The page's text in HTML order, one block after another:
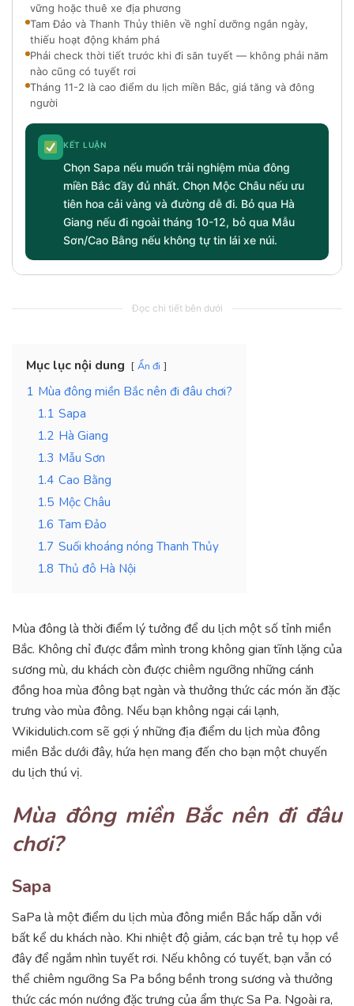
vững hoặc thuê xe địa phương
Tam Đảo và Thanh Thủy thiên về nghỉ dưỡng ngắn ngày,
thiếu hoạt động khám phá
Phải check thời tiết trước khi đi săn tuyết — không phải năm
nào cũng có tuyết rơi
Tháng 11-2 là cao điểm du lịch miền Bắc, giá tăng và đông
người
KẾT LUẬN
Chọn Sapa nếu muốn trải nghiệm mùa đông
miền Bắc đầy đủ nhất. Chọn Mộc Châu nếu ưu
tiên hoa cải vàng và đường dễ đi. Bỏ qua Hà
Giang nếu đi ngoài tháng 10-12, bỏ qua Mẫu
Sơn/Cao Bằng nếu không tự tin lái xe núi.
Đọc chi tiết bên dưới
Mục lục nội dung Ẩn đi
1 Mùa đông miền Bắc nên đi đâu chơi?
1.1 Sapa
1.2 Hà Giang
1.3 Mẫu Sơn
1.4 Cao Bằng
1.5 Mộc Châu
1.6 Tam Đảo
1.7 Suối khoáng nóng Thanh Thủy
1.8 Thủ đô Hà Nội
Mùa đông là thời điểm lý tưởng để du lịch một số tỉnh miền
Bắc. Không chỉ được đắm mình trong không gian tĩnh lặng của
sương mù, du khách còn được chiêm ngưỡng những cánh
đồng hoa mùa đông bạt ngàn và thưởng thức các món ăn đặc
trưng vào mùa đông. Nếu bạn không ngại cái lạnh,
Wikidulich.com sẽ gợi ý những địa điểm du lịch mùa đông
miền Bắc dưới đây, hứa hẹn mang đến cho bạn một chuyến
du lịch thú vị.
Mùa đông miền Bắc nên đi đâu
chơi?
Sapa
SaPa là một điểm du lịch mùa đông miền Bắc hấp dẫn với
bất kể du khách nào. Khi nhiệt độ giảm, các bạn trẻ tụ họp về
đây để ngắm nhìn tuyết rơi. Nếu không có tuyết, bạn vẫn có
thể chiêm ngưỡng Sa Pa bồng bềnh trong sương và thưởng
thức các món nướng đặc trưng của ẩm thực Sa Pa. Ngoài ra,